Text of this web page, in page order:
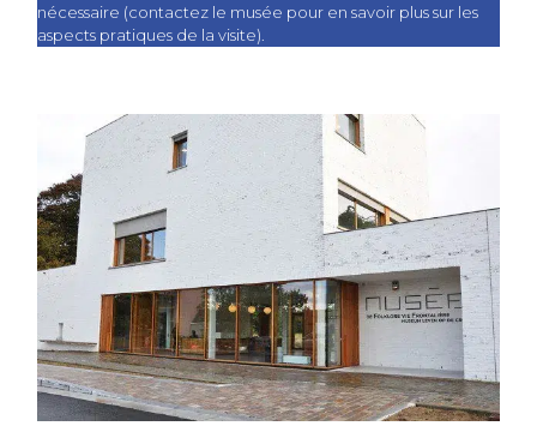
nécessaire (contactez le musée pour en savoir plus sur les
aspects pratiques de la visite).